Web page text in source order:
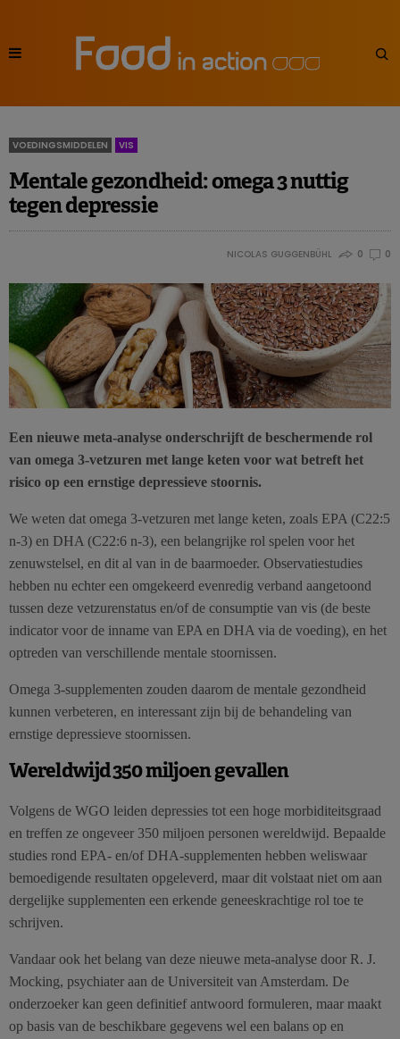
VOEDINGSMIDDELEN VIS
Mentale gezondheid: omega 3 nuttig
tegen depressie
NICOLAS GUGGENBÜHL 0 0
Een nieuwe meta-analyse onderschrijft de beschermende rol
van omega 3-vetzuren met lange keten voor wat betreft het
risico op een ernstige depressieve stoornis.
We weten dat omega 3-vetzuren met lange keten, zoals EPA (C22:5
n-3) en DHA (C22:6 n-3), een belangrijke rol spelen voor het
zenuwstelsel, en dit al van in de baarmoeder. Observatiestudies
hebben nu echter een omgekeerd evenredig verband aangetoond
tussen deze vetzurenstatus en/of de consumptie van vis (de beste
indicator voor de inname van EPA en DHA via de voeding), en het
optreden van verschillende mentale stoornissen.
Omega 3-supplementen zouden daarom de mentale gezondheid
kunnen verbeteren, en interessant zijn bij de behandeling van
ernstige depressieve stoornissen.
Wereldwijd 350 miljoen gevallen
Volgens de WGO leiden depressies tot een hoge morbiditeitsgraad
en treffen ze ongeveer 350 miljoen personen wereldwijd. Bepaalde
studies rond EPA- en/of DHA-supplementen hebben weliswaar
bemoedigende resultaten opgeleverd, maar dit volstaat niet om aan
dergelijke supplementen een erkende geneeskrachtige rol toe te
schrijven.
Vandaar ook het belang van deze nieuwe meta-analyse door R. J.
Mocking, psychiater aan de Universiteit van Amsterdam. De
onderzoeker kan geen definitief antwoord formuleren, maar maakt
op basis van de beschikbare gegevens wel een balans op en